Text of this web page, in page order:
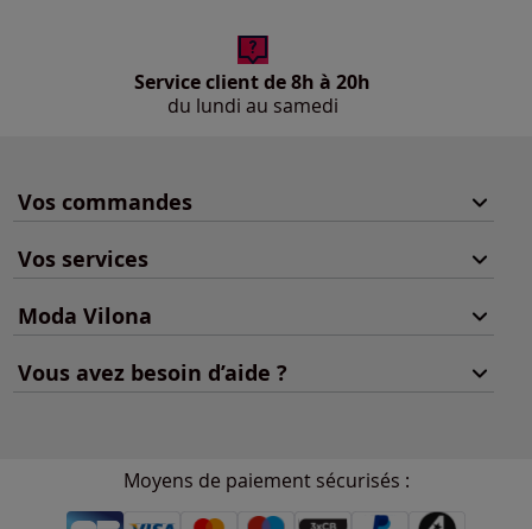
Service client de 8h à 20h
du lundi au samedi
Vos commandes
Vos services
Moda Vilona
Vous avez besoin d’aide ?
Moyens de paiement sécurisés :